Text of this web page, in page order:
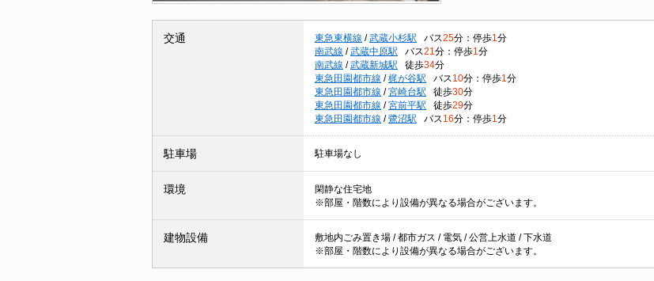
交通 東急東横線 / 武蔵小杉駅 バス25分：停歩1 分
南武線 / 武蔵中原駅 バス21 分：停歩1 分
南武線 / 武蔵新城駅 徒歩34分
東急田園都市線 / 梶が谷駅 バス 10分：停歩1 分
東急田園都市線 / 宮崎台駅 徒歩30分
東急田園都市線 / 宮前平駅 徒歩29分
東急田園都市線 / 鷺沼駅 バス 16分：停歩1 分
駐車場 駐車場なし
環境
閑静な住宅地
※部屋・階数により設備が異なる場合がございます。
建物設備
敷地内ごみ置き場 / 都市ガス / 電気 / 公営上水道 / 下水道
※部屋・階数により設備が異なる場合がございます。